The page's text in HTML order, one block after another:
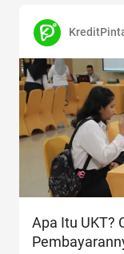
Apa Itu UKT?